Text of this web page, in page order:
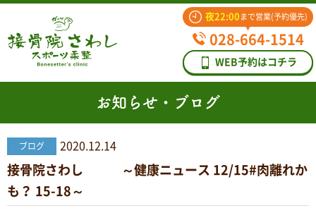
夜22:00 まで営業(予約優先)
028-664-1514
WEB予約はコチラ
お知らせ・ブログ
ブログ 2020.12.14
接骨院さわし ～健康ニュース 12/15#肉離れか
も？ 15-18～